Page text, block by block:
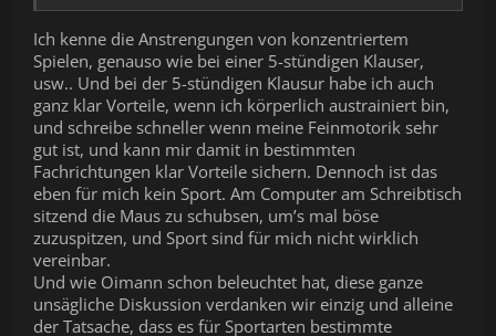
Ich kenne die Anstrengungen von konzentriertem
Spielen, genauso wie bei einer 5-stündigen Klauser,
usw.. Und bei der 5-stündigen Klausur habe ich auch
ganz klar Vorteile, wenn ich körperlich austrainiert bin,
und schreibe schneller wenn meine Feinmotorik sehr
gut ist, und kann mir damit in bestimmten
Fachrichtungen klar Vorteile sichern. Dennoch ist das
eben für mich kein Sport. Am Computer am Schreibtisch
sitzend die Maus zu schubsen, um’s mal böse
zuzuspitzen, und Sport sind für mich nicht wirklich
vereinbar.
Und wie Oimann schon beleuchtet hat, diese ganze
unsägliche Diskussion verdanken wir einzig und alleine
der Tatsache, dass es für Sportarten bestimmte